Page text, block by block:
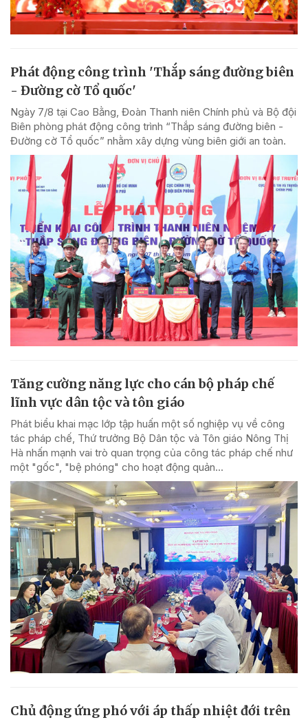
Phát động công trình 'Thắp sáng đường biên
- Đường cờ Tổ quốc'
Ngày 7/8 tại Cao Bằng, Đoàn Thanh niên Chính phủ và Bộ đội
Biên phòng phát động công trình “Thắp sáng đường biên -
Đường cờ Tổ quốc” nhằm xây dựng vùng biên giới an toàn.
Tăng cường năng lực cho cán bộ pháp chế
lĩnh vực dân tộc và tôn giáo
Phát biểu khai mạc lớp tập huấn một số nghiệp vụ về công
tác pháp chế, Thứ trưởng Bộ Dân tộc và Tôn giáo Nông Thị
Hà nhấn mạnh vai trò quan trọng của công tác pháp chế như
một "gốc", "bệ phóng" cho hoạt động quản...
Chủ động ứng phó với áp thấp nhiệt đới trên